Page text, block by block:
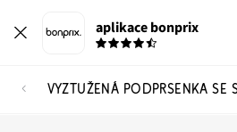
aplikace bonprix